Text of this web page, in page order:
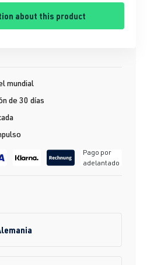
about this product
mundial
de 30 días
Pago por
adelantado